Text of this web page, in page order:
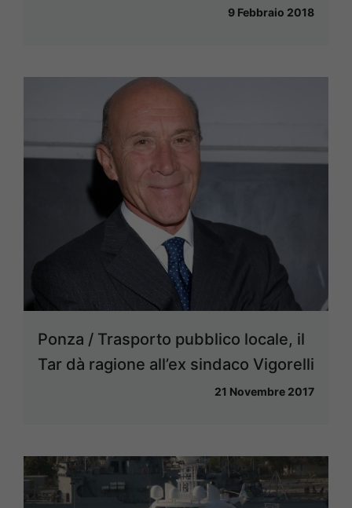
9 Febbraio 2018
Ponza / Trasporto pubblico locale, il
Tar dà ragione all’ex sindaco Vigorelli
21 Novembre 2017